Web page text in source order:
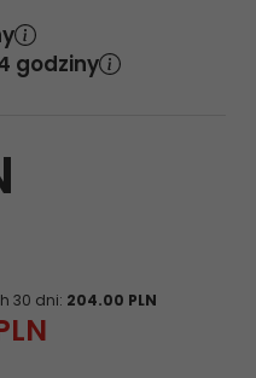
godziny
30 dni: 204.00 PLN